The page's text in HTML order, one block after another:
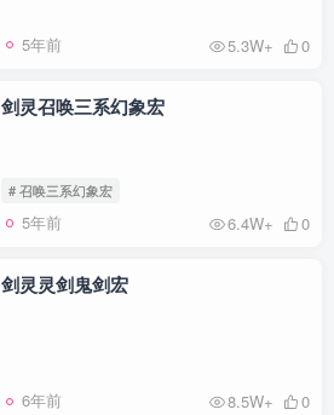
5年前 5.3W+ 0
剑灵召唤三系幻象宏
# 召唤三系幻象宏
5年前 6.4W+ 0
剑灵灵剑鬼剑宏
6年前 8.5W+ 0